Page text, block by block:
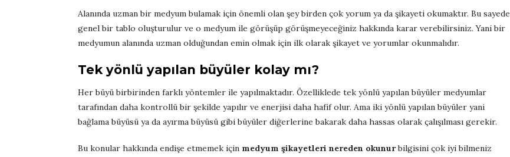
Alanında uzman bir medyum bulamak için önemli olan şey birden çok yorum ya da şikayeti okumaktır. Bu sayede
genel bir tablo oluşturulur ve o medyum ile görüşüp görüşmeyeceğiniz hakkında karar verebilirsiniz. Yani bir
medyumun alanında uzman olduğundan emin olmak için ilk olarak şikayet ve yorumlar okunmalıdır.
Tek yönlü yapılan büyüler kolay mı?
Her büyü birbirinden farklı yöntemler ile yapılmaktadır. Özelliklede tek yönlü yapılan büyüler medyumlar
tarafından daha kontrollü bir şekilde yapılır ve enerjisi daha hafif olur. Ama iki yönlü yapılan büyüler yani
bağlama büyüsü ya da ayırma büyüsü gibi büyüler diğerlerine bakarak daha hassas olarak çalışılması gerekir.
Bu konular hakkında endişe etmemek için medyum şikayetleri nereden okunurbilgisini çok iyi bilmeniz